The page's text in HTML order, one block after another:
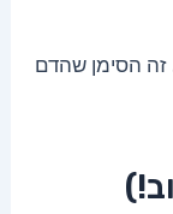
זה הסימן שהדם